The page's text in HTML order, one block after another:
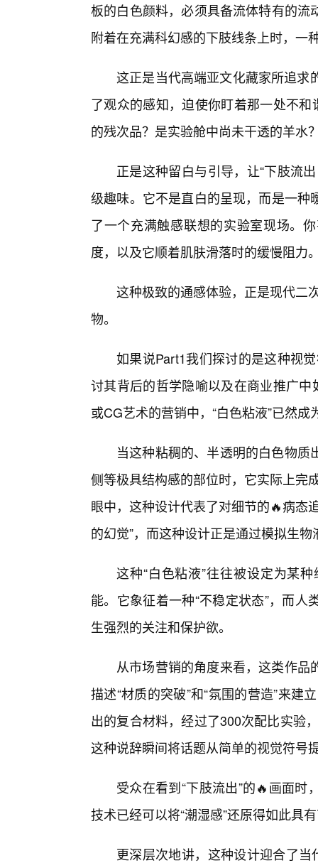
板的白色颜料，必须具备流体特有的
附着在充满科幻感的下肢线条上时，一
这正是当代高端亚文化藏家所追
了观众的感知，迫使你盯着那一处不
的残次品？是实验舱中尚未干透的羊水
正是这种留白与引导，让“下肢流
级趣味。它不是直白的呈现，而是一
了一个充满触感联想的实验室现场。
度，以及它顺着肌肤滑落时的缓慢阻力
这种极致的通感体验，正是现代二
物。
如果说Part1我们探讨的是这种视
讨其背后的哲学隐喻以及在商业推广
或CG艺术的营销中，“白色粘液”已然
当这种粘稠的、半透明的白色物
侧等极具结构感的部位时，它实际上完
眼中，这种设计代表了对细节的🔥病态
的幻觉”，而这种设计正是通过模拟生
这种“白色粘液”往往被设定为某
能。它象征着一种“不稳定状态”，而
生强烈的关注和保护欲。
从市场营销的角度来看，这类作
描述“材质的突破”和“氛围的营造”来建
出的复合材料，经过了300次配比实验
这种说辞瞬间将话题从简单的视觉符号
受众在看到“下肢流出”的🔥画面
技术已经可以将“潮湿感”还原得如此具
更深层次地讲，这种设计迎合了当